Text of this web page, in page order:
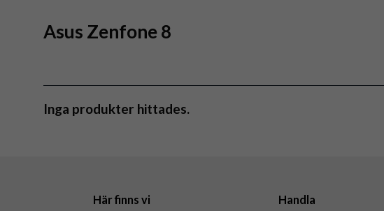
Asus Zenfone 8
Inga produkter hittades.
Här finns vi Handla